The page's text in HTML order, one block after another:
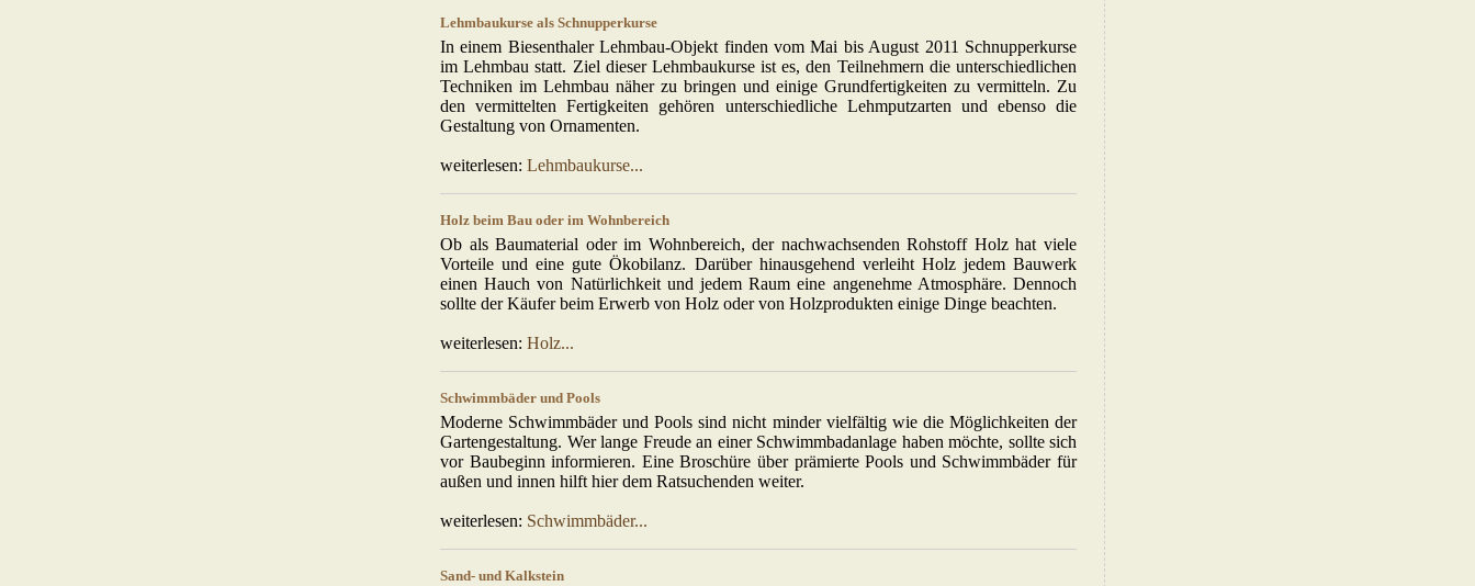
Lehmbaukurse als Schnupperkurse
In einem Biesenthaler Lehmbau-Objekt finden vom Mai bis August 2011 Schnupperkurse
im Lehmbau statt. Ziel dieser Lehmbaukurse ist es, den Teilnehmern die unterschiedlichen
Techniken im Lehmbau näher zu bringen und einige Grundfertigkeiten zu vermitteln. Zu
den vermittelten Fertigkeiten gehören unterschiedliche Lehmputzarten und ebenso die
Gestaltung von Ornamenten.
weiterlesen: Lehmbaukurse...
Holz beim Bau oder im Wohnbereich
Ob als Baumaterial oder im Wohnbereich, der nachwachsenden Rohstoff Holz hat viele
Vorteile und eine gute Ökobilanz. Darüber hinausgehend verleiht Holz jedem Bauwerk
einen Hauch von Natürlichkeit und jedem Raum eine angenehme Atmosphäre. Dennoch
sollte der Käufer beim Erwerb von Holz oder von Holzprodukten einige Dinge beachten.
weiterlesen: Holz...
Schwimmbäder und Pools
Moderne Schwimmbäder und Pools sind nicht minder vielfältig wie die Möglichkeiten der
Gartengestaltung. Wer lange Freude an einer Schwimmbadanlage haben möchte, sollte sich
vor Baubeginn informieren. Eine Broschüre über prämierte Pools und Schwimmbäder für
außen und innen hilft hier dem Ratsuchenden weiter.
weiterlesen: Schwimmbäder...
Sand- und Kalkstein